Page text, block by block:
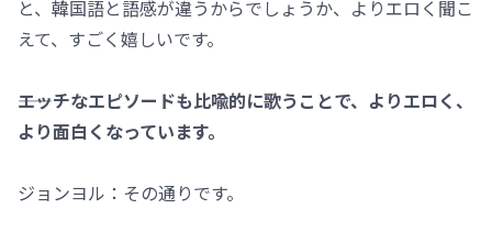
と、韓国語と語感が違うからでしょうか、よりエロく聞こ
えて、すごく嬉しいです。
――エッチなエピソードも比喩的に歌うことで、よりエロく、
より面白くなっています。
ジョンヨル：その通りです。